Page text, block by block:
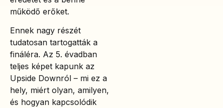
működő erőket.
Ennek nagy részét
tudatosan tartogatták a
fináléra. Az 5. évadban
teljes képet kapunk az
Upside Downról – mi ez a
hely, miért olyan, amilyen,
és hogyan kapcsolódik